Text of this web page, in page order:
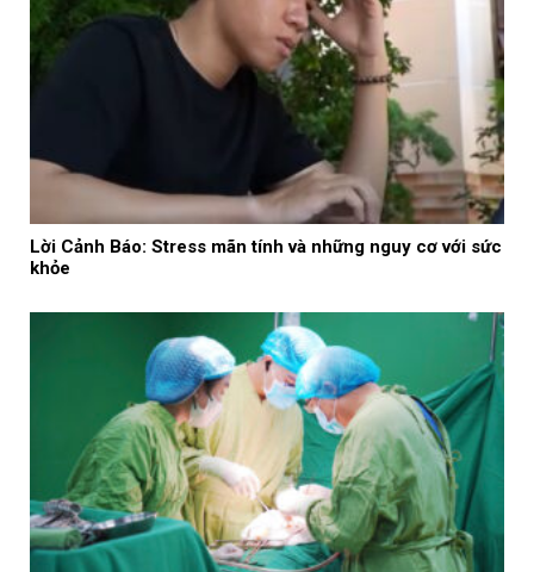
Lời Cảnh Báo: Stress mãn tính và những nguy cơ với sức
khỏe